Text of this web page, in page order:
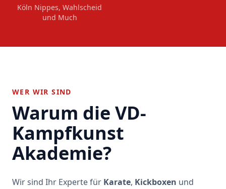
Köln Nippes, Wahlscheid
und Much
WER WIR SIND
Warum die VD-
Kampfkunst
Akademie?
Wir sind Ihr Experte für Karate, Kickboxen und